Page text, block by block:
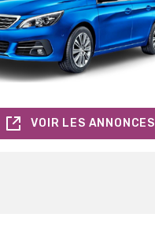
VOIR LES ANNONCES